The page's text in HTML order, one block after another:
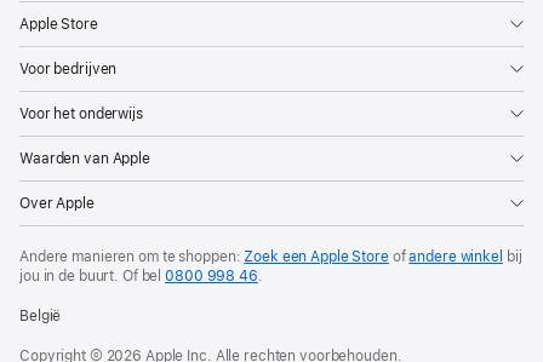
Apple Store
Voor bedrijven
Voor het onderwijs
Waarden van Apple
Over Apple
Andere manieren om te shoppen: Zoek een Apple Storeofandere winkel bij
jou in de buurt. Of bel0800 998 46
België
Copyright © 2026 Apple Inc. Alle rechten voorbehouden.